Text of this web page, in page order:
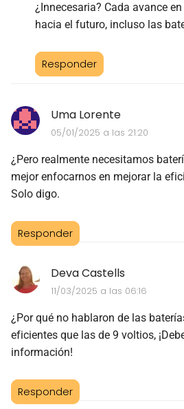
¿Innecesaria? Cada avance
hacia el futuro, incluso las
Responder
Uma Lorente
05/01/2025 a las 21:20
¿Pero realmente necesitamos
mejor enfocarnos en mejorar la
Solo digo.
Responder
Deva Castells
11/03/2025 a las 06:16
¿Por qué no hablaron de las
eficientes que las de 9 voltios,
información!
Responder